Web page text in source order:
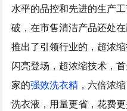
水平的品控和先进的生产
破，在市售清洁产品还处
推出了引领行业的，超浓
闪亮登场，超浓缩技术，
家的强效洗衣精 ，六倍浓
洗衣液，用量更省，花费